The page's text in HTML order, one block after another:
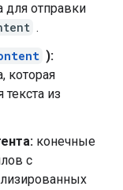
для отправки
.
):
которая
из
конечные
с